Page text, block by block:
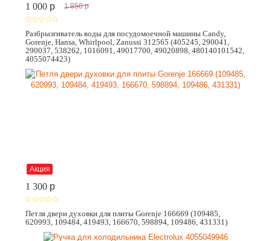
1 000 p 1 850 p
Разбрызгиватель воды для посудомоечной машины Candy,
Gorenje, Hansa, Whirlpool, Zanussi 312565 (405245, 290041,
290037, 538262, 1016091, 49017700, 49020898, 480140101542,
4055074423)
Акция
1 300 p
Петля двери духовки для плиты Gorenje 166669 (109485,
620993, 109484, 419493, 166670, 598894, 109486, 431331)